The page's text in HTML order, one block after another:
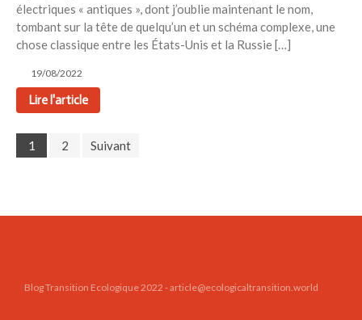
électriques « antiques », dont j’oublie maintenant le nom,
tombant sur la tête de quelqu’un et un schéma complexe, une
chose classique entre les États-Unis et la Russie […]
19/08/2022
Lire l'article
1 2 Suivant
Blog Transition Ecologique 2022 - article@ecologicaltransition.world